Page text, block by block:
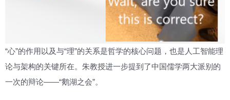
“心”的作用以及与“理”的关系是哲学的核心问题，也是人工智能理
论与架构的关键所在。朱教授进一步提到了中国儒学两大派别的
一次的辩论——“鹅湖之会”。